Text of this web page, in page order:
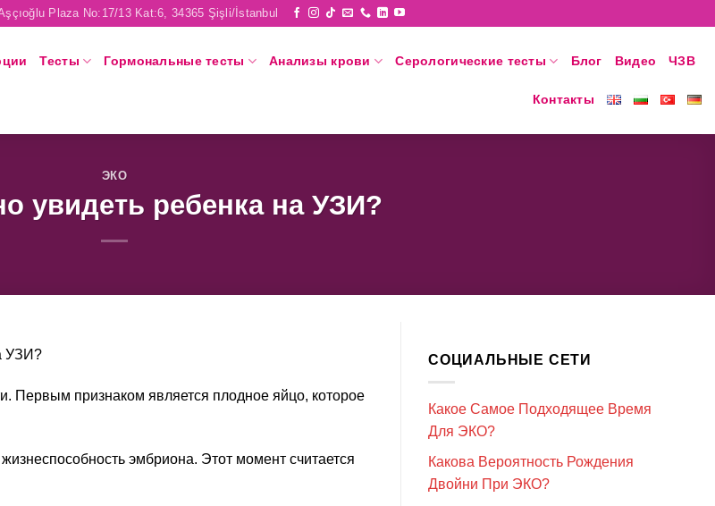
Plaza No:17/13 Kat:6, 34365 Şişli/İstanbul
Тесты Гормональные тесты Анализы крови Серологические тесты Блог Видео ЧЗВ
Контакты
ЭКО
увидеть ребенка на УЗИ?
УЗИ?
Первым признаком является плодное яйцо, которое
эмбриона. Этот момент считается
СОЦИАЛЬНЫЕ СЕТИ
Какое Самое Подходящее Время
Для ЭКО?
Какова Вероятность Рождения
Двойни При ЭКО?